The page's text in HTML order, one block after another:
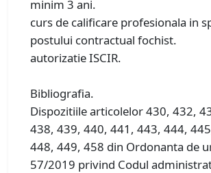
minim 3 ani.
curs de calificare profesionala in
postului contractual fochist.
autorizatie ISCIR.
Bibliografia.
Dispozitiile articolelor 430, 432,
438, 439, 440, 441, 443, 444,
448, 449, 458 din Ordonanta de
57/2019 privind Codul